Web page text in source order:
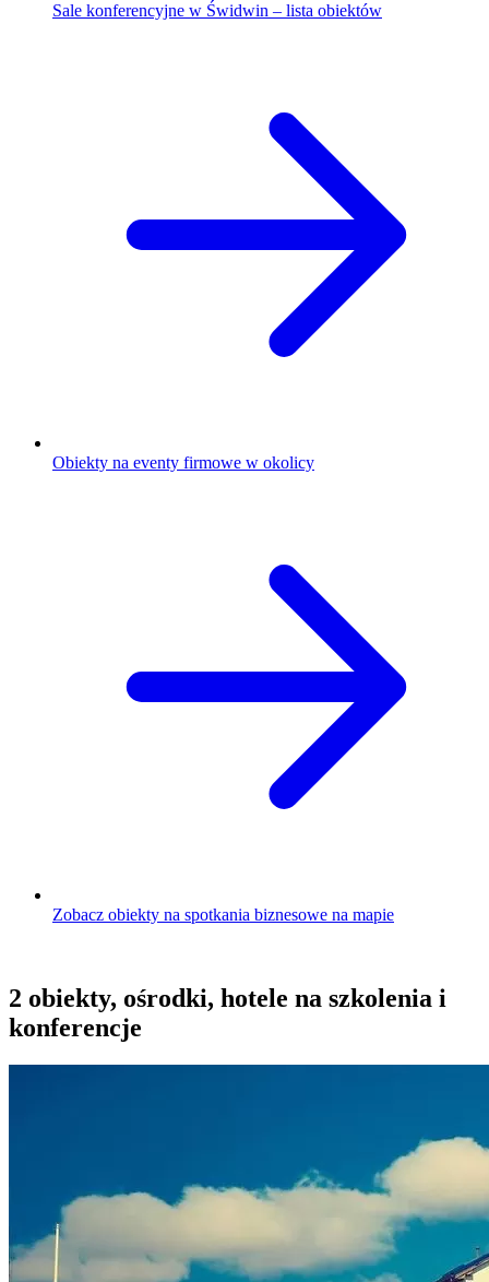
Sale konferencyjne w Świdwin – lista obiektów
Obiekty na eventy firmowe w okolicy
Zobacz obiekty na spotkania biznesowe na mapie
2 obiekty, ośrodki, hotele na szkolenia i
konferencje